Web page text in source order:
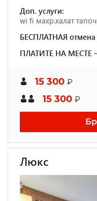
Доп. услуги:
wi fi махр.халат
БЕСПЛАТНАЯ
ПЛАТИТЕ НА МЕСТЕ —
15 300 ₽
15 300 ₽
Люкс